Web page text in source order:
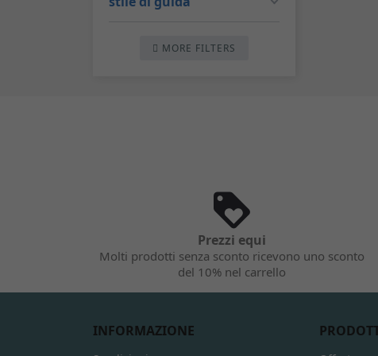
MORE FILTERS
Prezzi equi
Molti prodotti senza sconto ricevono uno sconto
del 10% nel carrello
INFORMAZIONE